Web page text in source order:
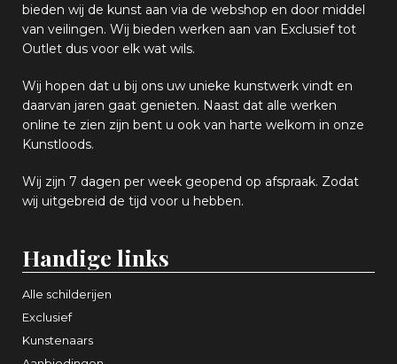
bieden wij de kunst aan via de webshop en door middel
van veilingen. Wij bieden werken aan van Exclusief tot
Outlet dus voor elk wat wils.
Wij hopen dat u bij ons uw unieke kunstwerk vindt en
daarvan jaren gaat genieten. Naast dat alle werken
online te zien zijn bent u ook van harte welkom in onze
Kunstloods.
Wij zijn 7 dagen per week geopend op afspraak. Zodat
wij uitgebreid de tijd voor u hebben.
Handige links
Alle schilderijen
Exclusief
Kunstenaars